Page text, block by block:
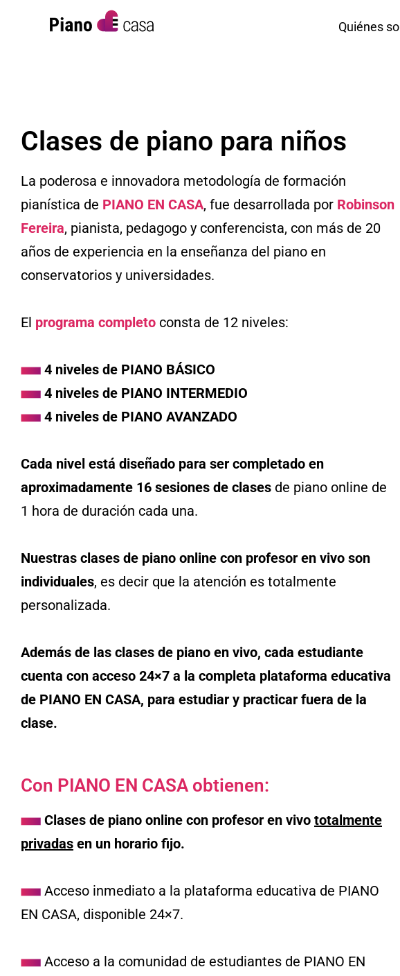
Quiénes
Clases de piano para niños
La poderosa e innovadora metodología de formación
pianística de PIANO EN CASA, fue desarrollada por Robinson
Fereira, pianista, pedagogo y conferencista, con más de 20
años de experiencia en la enseñanza del piano en
conservatorios y universidades.
El programa completo consta de 12 niveles:
4 niveles de PIANO BÁSICO
4 niveles de PIANO INTERMEDIO
4 niveles de PIANO AVANZADO
Cada nivel está diseñado para ser completado en
aproximadamente 16 sesiones de clases de piano online de
1 hora de duración cada una.
Nuestras clases de piano online con profesor en vivo son
individuales, es decir que la atención es totalmente
personalizada.
Además de las clases de piano en vivo, cada estudiante
cuenta con acceso 24×7 a la completa plataforma educativa
de PIANO EN CASA, para estudiar y practicar fuera de la
clase.
Con PIANO EN CASA obtienen:
Clases de piano online con profesor en vivo totalmente
privadas en un horario fijo.
Acceso inmediato a la plataforma educativa de PIANO
EN CASA, disponible 24×7.
Acceso a la comunidad de estudiantes de PIANO EN